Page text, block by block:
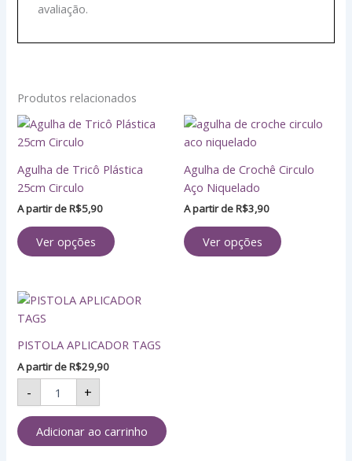
avaliação.
Produtos relacionados
Agulha de Tricô Plástica
25cm Circulo
A partir deR$5,90
Ver opções
Este
várias
podem
na
do
Agulha de Crochê Circulo
Aço Niquelado
A partir deR$3,90
Ver opções
Este
várias
podem
PISTOLA APLICADOR TAGS
A partir deR$29,90
-
PISTOLA
APLICADOR
quantidade
+
Adicionar ao carrinho